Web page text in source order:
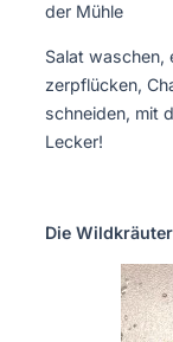
der Mühle
Salat waschen,
zerpflücken,
schneiden, mit
Lecker!
Die